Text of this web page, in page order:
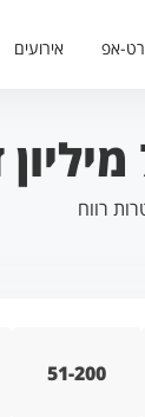
אפ אירועים
רווח
51-200